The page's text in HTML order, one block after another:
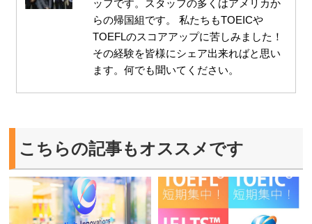
ッフです。スタッフの多くはアメリカか
らの帰国組です。 私たちもTOEICや
TOEFLのスコアアップに苦しみました！
その経験を皆様にシェア出来ればと思い
ます。何でも聞いてください。
こちらの記事もオススメです